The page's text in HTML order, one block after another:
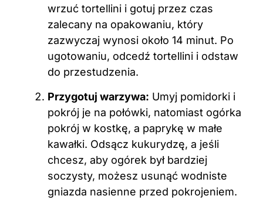
wrzuć tortellini i gotuj przez czas
zalecany na opakowaniu, który
zazwyczaj wynosi około 14 minut. Po
ugotowaniu, odcedź tortellini i odstaw
do przestudzenia.
Przygotuj warzywa: Umyj pomidorki i
pokrój je na połówki, natomiast ogórka
pokrój w kostkę, a paprykę w małe
kawałki. Odsącz kukurydzę, a jeśli
chcesz, aby ogórek był bardziej
soczysty, możesz usunąć wodniste
gniazda nasienne przed pokrojeniem.